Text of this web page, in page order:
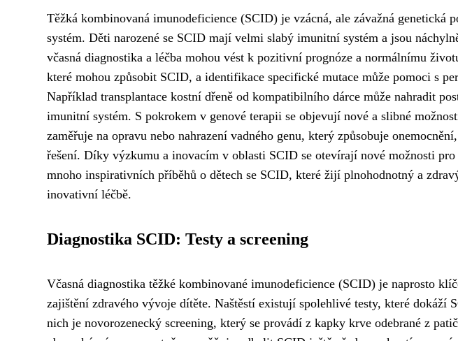
Těžká kombinovaná imunodeficience (SCID) je vzácná, ale závažná genetická
systém. Děti narozené se SCID mají velmi slabý imunitní systém a jsou
včasná diagnostika a léčba mohou vést k pozitivní prognóze a normálnímu
které mohou způsobit SCID, a identifikace specifické mutace může pomoci s
Například transplantace kostní dřeně od kompatibilního dárce může nahradit
imunitní systém. S pokrokem v genové terapii se objevují nové a slibné
zaměřuje na opravu nebo nahrazení vadného genu, který způsobuje
řešení. Díky výzkumu a inovacím v oblasti SCID se otevírají nové možnosti
mnoho inspirativních příběhů o dětech se SCID, které žijí plnohodnotný a
inovativní léčbě.
Diagnostika SCID: Testy a screening
Včasná diagnostika těžké kombinované imunodeficience (SCID) je naprosto
zajištění zdravého vývoje dítěte. Naštěstí existují spolehlivé testy, které dokáží
nich je novorozenecký screening, který se provádí z kapky krve odebrané z